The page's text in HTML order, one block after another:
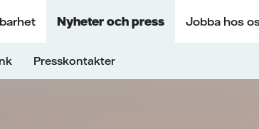
Nyheter och press Jobba hos
Presskontakter